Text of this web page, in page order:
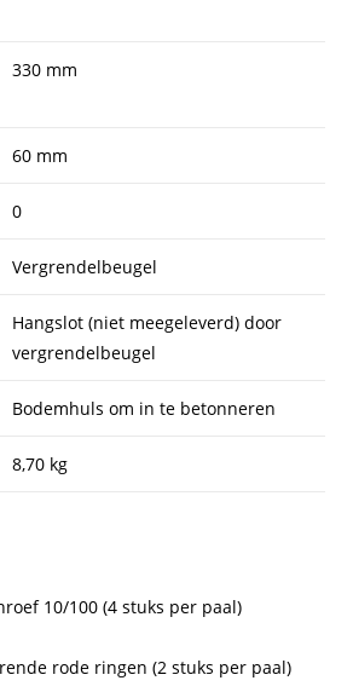
330 mm
60 mm
0
Vergrendelbeugel
Hangslot (niet meegeleverd) door
vergrendelbeugel
Bodemhuls om in te betonneren
8,70 kg
10/100 (4 stuks per paal)
rode ringen (2 stuks per paal)